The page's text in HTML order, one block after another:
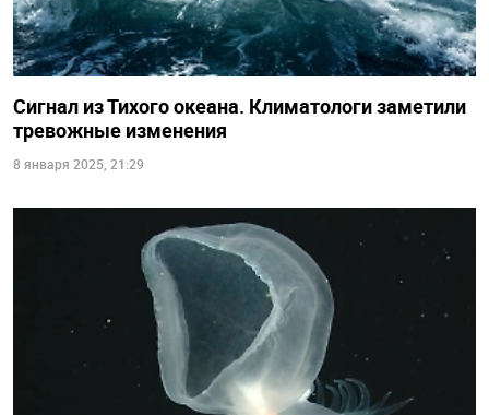
Сигнал из Тихого океана. Климатологи заметили
тревожные изменения
8 января 2025, 21:29